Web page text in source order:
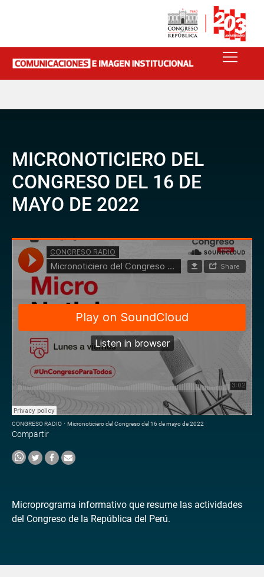
MICRONOTICIERO DEL
CONGRESO DEL 16 DE
MAYO DE 2022
CONGRESO RADIO · Micronoticiero del Congreso del 16 de mayo de 2022
Compartir
Microprograma informativo que resume las actividades
del Congreso de la República del Perú.